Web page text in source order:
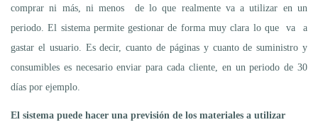
comprar ni más, ni menos de lo que realmente va a utilizar en un
periodo. El sistema permite gestionar de forma muy clara lo que va a
gastar el usuario. Es decir, cuanto de páginas y cuanto de suministro y
consumibles es necesario enviar para cada cliente, en un periodo de 30
días por ejemplo.
El sistema puede hacer una previsión de los materiales a utilizar